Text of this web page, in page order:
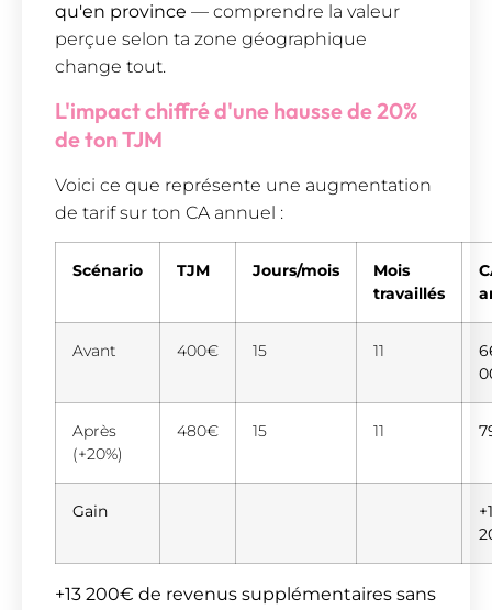
qu'en province — comprendre la valeur
perçue selon ta zone géographique
change tout.
L'impact chiffré d'une hausse de 20%
de ton TJM
Voici ce que représente une augmentation
de tarif sur ton CA annuel :
Scénario TJM Jours/mois
Mois
travaillés
Avant 400€ 15 11
Après
(+20%)
480€ 15 11
Gain
+13 200€ de revenus supplémentaires sans